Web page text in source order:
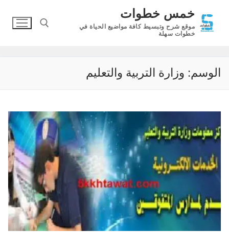
المحتوى
خمس خطوات
موقع شرح وتبسيط كافة مواضيع الحياة في
خطوات سهلة
الوسم: وزارة التربية والتعليم